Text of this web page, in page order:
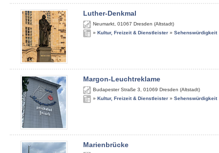
Luther-Denkmal
Neumarkt 01067 Dresden (Altstadt)
» Kultur, Freizeit & Dienstleister » Sehenswürdigkeit
Margon-Leuchtreklame
Budapester Straße 3 01069 Dresden (Altstadt)
» Kultur, Freizeit & Dienstleister » Sehenswürdigkeit
Marienbrücke